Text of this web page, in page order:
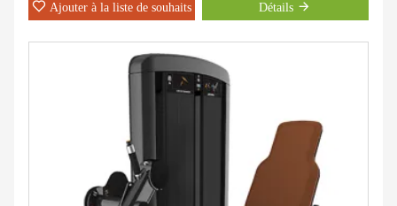
Ajouter à la liste de souhaits Détails